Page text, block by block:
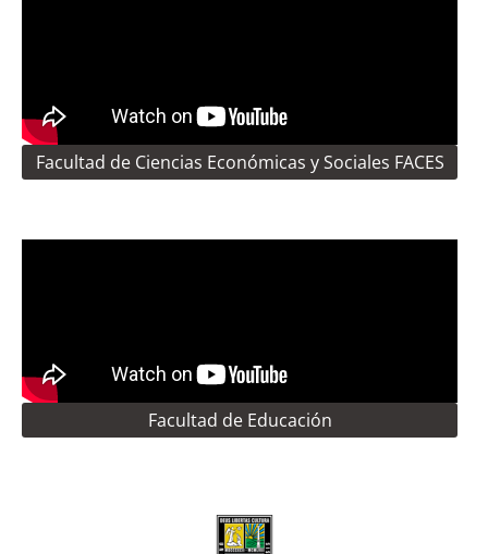
Facultad de Ciencias Económicas y Sociales FACES
Facultad de Educación